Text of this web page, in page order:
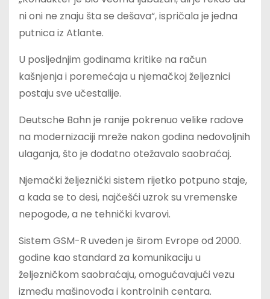
ni oni ne znaju šta se dešava“, ispričala je jedna
putnica iz Atlante.
U posljednjim godinama kritike na račun
kašnjenja i poremećaja u njemačkoj željeznici
postaju sve učestalije.
Deutsche Bahn je ranije pokrenuo velike radove
na modernizaciji mreže nakon godina nedovoljnih
ulaganja, što je dodatno otežavalo saobraćaj.
Njemački željeznički sistem rijetko potpuno staje,
a kada se to desi, najčešći uzrok su vremenske
nepogode, a ne tehnički kvarovi.
Sistem GSM-R uveden je širom Evrope od 2000.
godine kao standard za komunikaciju u
željezničkom saobraćaju, omogućavajući vezu
između mašinovođa i kontrolnih centara.